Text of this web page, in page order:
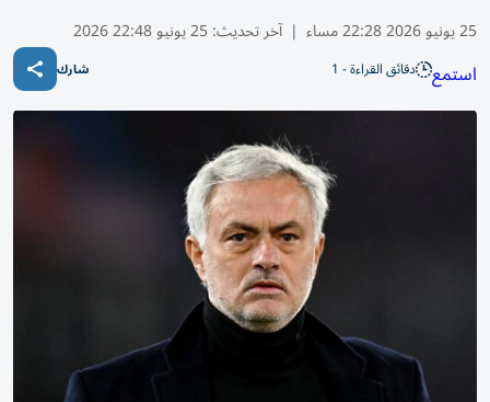
25 يونيو 2026 22:28 مساء | آخر تحديث:25 يونيو 22:48 2026
استمع دقائق القراءة - 1 شارك